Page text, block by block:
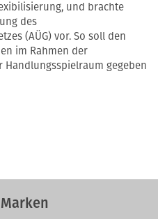
und brachte
des
(AÜG) vor. So soll den
im Rahmen der
gegeben